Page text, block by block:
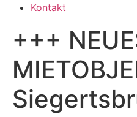
Kontakt
+++